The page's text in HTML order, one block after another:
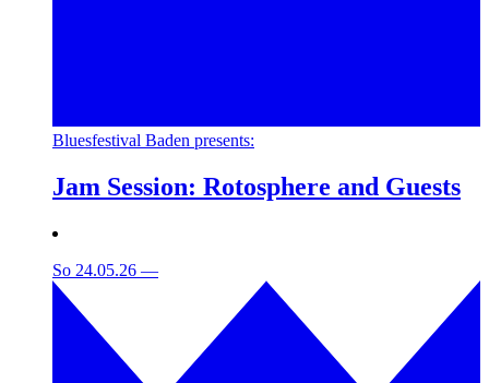
Bluesfestival Baden presents:
Jam Session: Rotosphere and Guests
So 24.05.26 —